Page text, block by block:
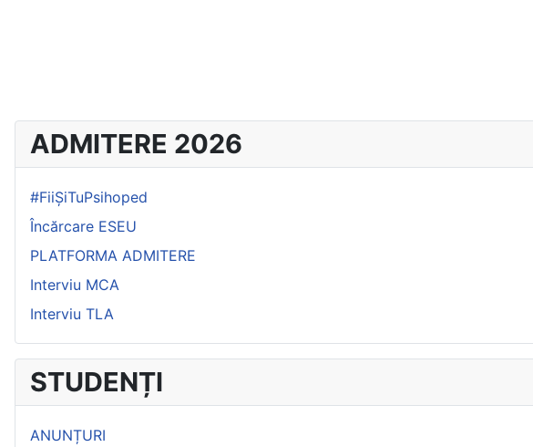
ADMITERE 2026
#FiiȘiTuPsihoped
Încărcare ESEU
PLATFORMA ADMITERE
Interviu MCA
Interviu TLA
STUDENȚI
ANUNȚURI